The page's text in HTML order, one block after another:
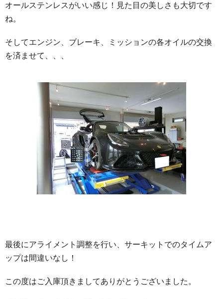
オールステンレスがいい感じ！見た目の美しさも大切です
ね。
そしてエンジン、ブレーキ、ミッションの各オイルの交換
を済ませて、、、
最後にアライメント調整を行い、サーキットでのタイムア
ップは間違いなし！
この度はご入庫頂きましてありがとうございました。